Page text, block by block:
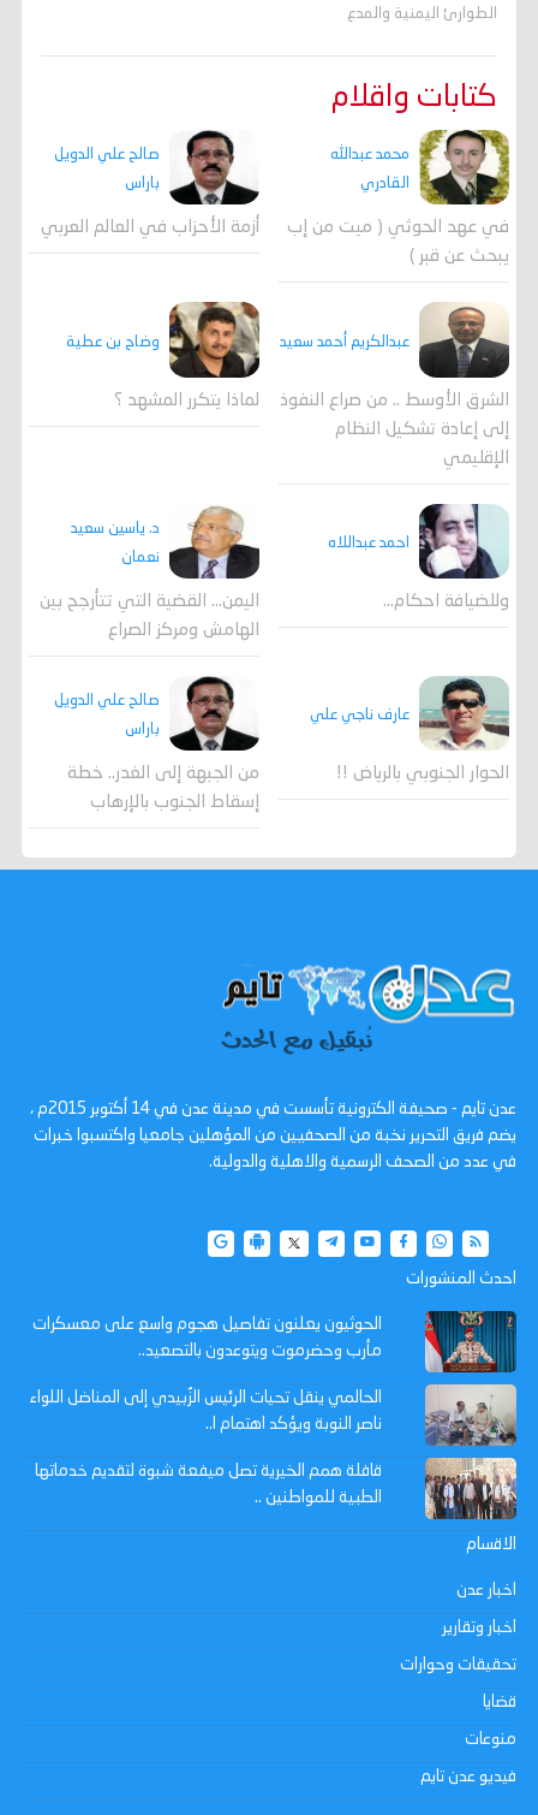
الطوارئ اليمنية والمدع
كتابات واقلام
محمد عبدالله
القادري
في عهد الحوثي ( ميت من إب
يبحث عن قبر )
صالح علي الدويل
باراس
أزمة الأحزاب في العالم العربي
عبدالكريم أحمد سعيد
الشرق الأوسط .. من صراع النفوذ
إلى إعادة تشكيل النظام
الإقليمي
وضاح بن عطية
لماذا يتكرر المشهد ؟
احمد عبداللاه
وللضيافة احكام…
د. ياسين سعيد
نعمان
اليمن… القضية التي تتأرجح بين
الهامش ومركز الصراع
عارف ناجي علي
الحوار الجنوبي بالرياض !!
صالح علي الدويل
باراس
من الجبهة إلى الغدر.. خطة
إسقاط الجنوب بالإرهاب
عدن تايم - صحيفة الكترونية تأسست في مدينة عدن في 14 أكتوبر 2015م ،
يضم فريق التحرير نخبة من الصحفيين من المؤهلين جامعيا واكتسبوا خبرات
في عدد من الصحف الرسمية والاهلية والدولية.
احدث المنشورات
الحوثيون يعلنون تفاصيل هجوم واسع على معسكرات
مأرب وحضرموت ويتوعدون بالتصعيد..
الحالمي ينقل تحيات الرئيس الزُبيدي إلى المناضل اللواء
ناصر النوبة ويؤكد اهتمام ا..
قافلة همم الخيرية تصل ميفعة شبوة لتقديم خدماتها
الطبية للمواطنين ..
الاقسام
اخبار عدن
اخبار وتقارير
تحقيقات وحوارات
قضايا
منوعات
فيديو عدن تايم